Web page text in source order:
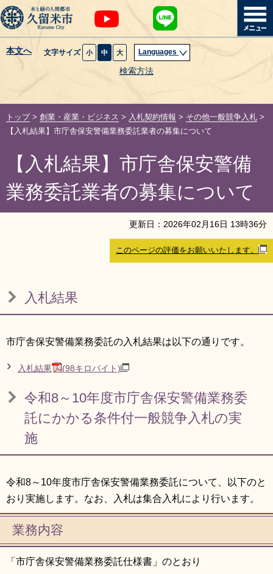
本文へ 文字サイズ 小 中 大 Languages
検索方法
暮らし・届出
健康・医療・福祉
観光魅力・イベント
創業・産業・ビジネス
組織から探す
RSS プライバシーポリシー
サイトについて
トップ> 創業・産業・ビジネス > 入札契約情報 > その他一般競争入札 >
【入札結果】市庁舎保安警備業務委託業者の募集について
【入札結果】市庁舎保安警備
業務委託業者の募集について
更新日： 2026年02 月 16日 13時36分
このページの評価をお願いいたします。
入札結果
市庁舎保安警備業務委託の入札結果は以下の通りです。
入札結果 (98キロバイト)
令和8～10年度市庁舎保安警備業務委
託にかかる条件付一般競争入札の実
施
令和8～10年度市庁舎保安警備業務委託について、以下のと
おり実施します。なお、入札は集合入札により行います。
業務内容
「市庁舎保安警備業務委託仕様書」のとおり